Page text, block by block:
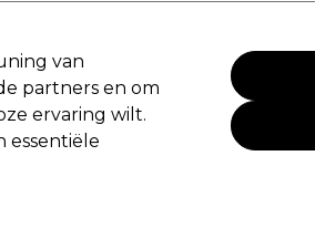
Vegan Nieuwe producten
van
partners en om
ervaring wilt.
essentiële